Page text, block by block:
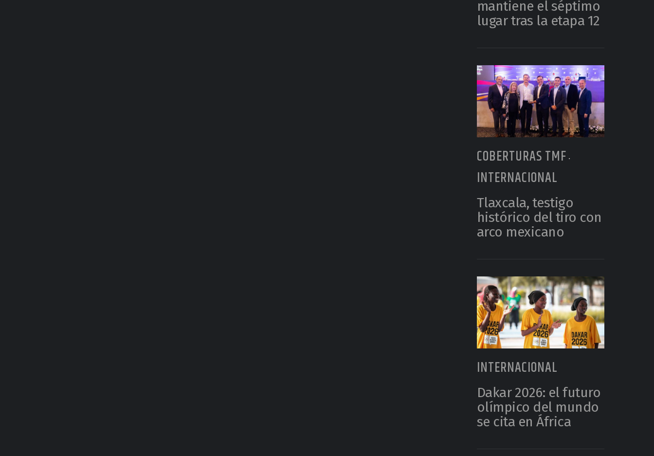
mantiene el séptimo
lugar tras la etapa 12
COBERTURAS TMF •
INTERNACIONAL
Tlaxcala, testigo
histórico del tiro con
arco mexicano
INTERNACIONAL
Dakar 2026: el futuro
olímpico del mundo
se cita en África